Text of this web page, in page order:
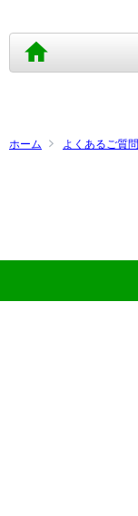
ホーム よくあるご質問